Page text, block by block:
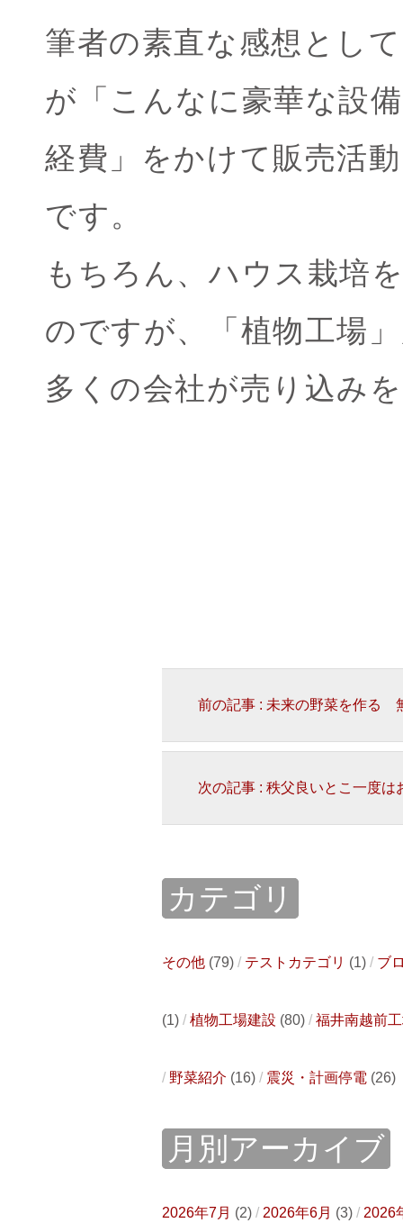
筆者の素直な感想とし
が「こんなに豪華な設
経費」をかけて販売活
です。
もちろん、ハウス栽培
のですが、「植物工場
多くの会社が売り込み
前の記事 : 未来の野菜を作る
次の記事 : 秩父良いとこ一度
カテゴリ
その他 (79) テストカテゴリ (1) ブ
(1) 植物工場建設 (80) 福井南越前
野菜紹介 (16) 震災・計画停電 (26)
月別アーカイブ
2026年7月 (2) 2026年6月 (3) 2026